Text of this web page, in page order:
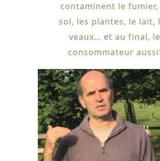
contaminent le fumier,
sol, les plantes, le lait,
veaux… et au final, le
consommateur aussi!